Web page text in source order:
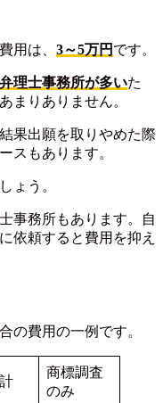
用は、 3～5万円 です。
理士事務所が多いた
まりありません。
果出願を取りやめた際
スもあります。
ょう。
事務所もあります。自
依頼すると費用を抑え
の費用の一例です。
商標調査
のみ